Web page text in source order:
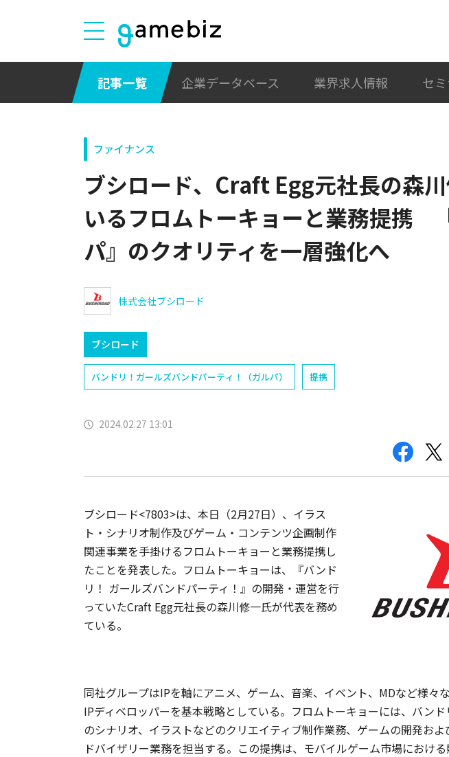
記事一覧 企業データベース 業界求人情報 セ
ファイナンス
ブシロード、Craft Egg元社長の森
いるフロムトーキョーと業務提携
パ』のクオリティを一層強化へ
株式会社ブシロード
ブシロード
バンドリ！ガールズバンドパーティ！（ガルパ） 提携
2024.02.27 13:01
ブシロード<7803>は、本日（2月27日）、イラス
ト・シナリオ制作及びゲーム・コンテンツ企画制作
関連事業を手掛けるフロムトーキョーと業務提携し
たことを発表した。フロムトーキョーは、『バンド
リ！ ガールズバンドパーティ！』の開発・運営を行
っていたCraft Egg元社長の森川修一氏が代表を務め
ている。
同社グループはIPを軸にアニメ、ゲーム、音楽、イベント、MDなど様々
IPディベロッパーを基本戦略としている。フロムトーキョーには、バン
のシナリオ、イラストなどのクリエイティブ制作業務、ゲームの開発お
ドバイザリー業務を担当する。この提携は、モバイルゲーム市場におけ